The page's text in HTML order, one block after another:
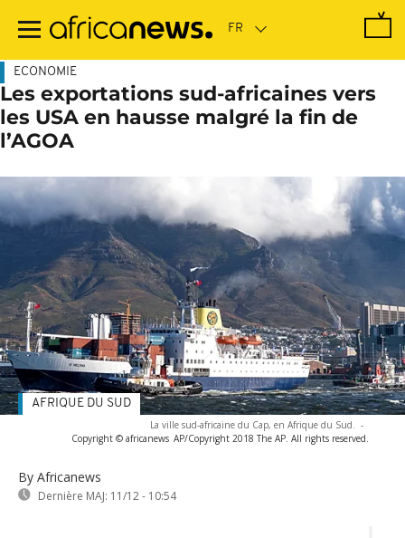
contenu
ECONOMIE
Les exportations sud-africaines vers
les USA en hausse malgré la fin de
l’AGOA
La ville sud-africaine du Cap, en Afrique du Sud. -
Copyright © africanews AP/Copyright 2018 The AP. All rights reserved.
By Africanews
Dernière MAJ: 11/12 - 10:54
AFRIQUE DU SUD